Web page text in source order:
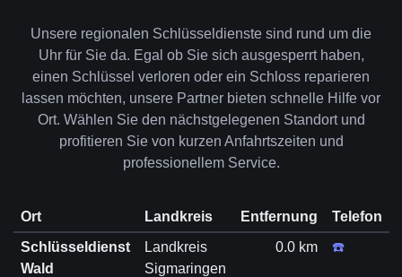
Unsere regionalen Schlüsseldienste sind rund um die
Uhr für Sie da. Egal ob Sie sich ausgesperrt haben,
einen Schlüssel verloren oder ein Schloss reparieren
lassen möchten, unsere Partner bieten schnelle Hilfe vor
Ort. Wählen Sie den nächstgelegenen Standort und
profitieren Sie von kurzen Anfahrtszeiten und
professionellem Service.
Ort Landkreis Entfernung
Telefon
Schlüsseldienst
Wald
Landkreis
Sigmaringen
0.0 km ☎️